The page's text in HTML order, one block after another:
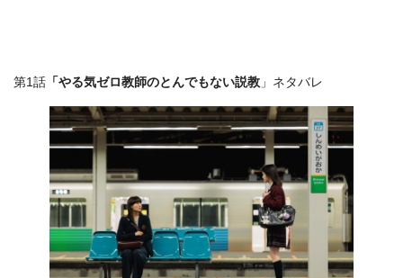
第1話 「やる気ゼロ教師のとんでもない説教 」ネタバレ